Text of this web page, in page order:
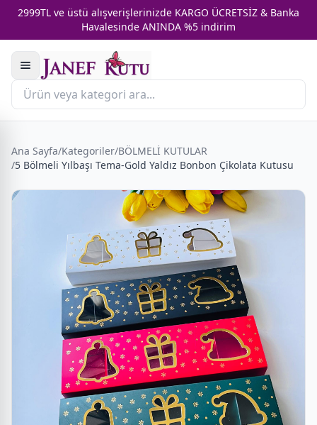
2999TL ve üstü alışverişlerinizde KARGO ÜCRETSİZ & Banka
Havalesinde ANINDA %5 indirim
Ana Sayfa/Kategoriler/BÖLMELİ KUTULAR
/5 Bölmeli Yılbaşı Tema-Gold Yaldız Bonbon Çikolata Kutusu